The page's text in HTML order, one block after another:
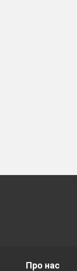
Про нас